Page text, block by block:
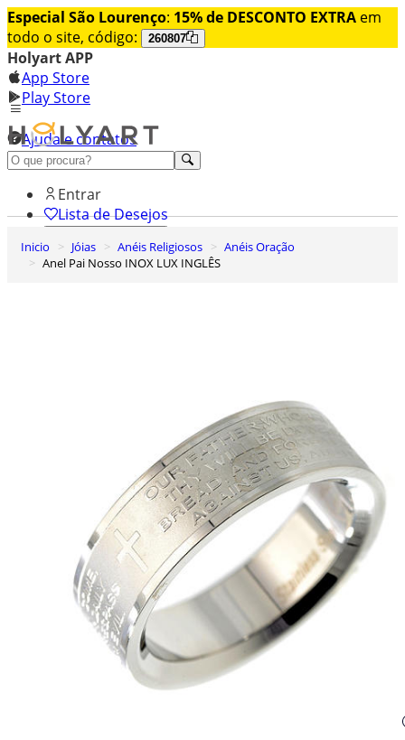
Especial São Lourenço: 15% de DESCONTO EXTRA em
todo o site, código:
260807
Holyart APP
App Store
Play Store
Ajuda e contatos
Conheça premium
Entrar
Lista de Desejos
0
Carrinho de Compras
Inicio Jóias Anéis Religiosos
Anéis Oração
Anel Pai Nosso INOX LUX INGLÊS